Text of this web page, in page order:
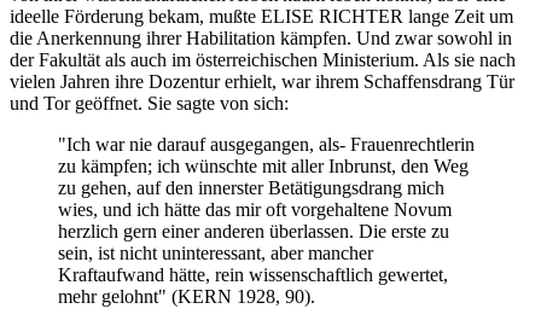
ideelle Förderung bekam, mußte ELISE RICHTER lange Zeit um
die Anerkennung ihrer Habilitation kämpfen. Und zwar sowohl in
der Fakultät als auch im österreichischen Ministerium. Als sie nach
vielen Jahren ihre Dozentur erhielt, war ihrem Schaffensdrang Tür
und Tor geöffnet. Sie sagte von sich:
"Ich war nie darauf ausgegangen, als- Frauenrechtlerin
zu kämpfen; ich wünschte mit aller Inbrunst, den Weg
zu gehen, auf den innerster Betätigungsdrang mich
wies, und ich hätte das mir oft vorgehaltene Novum
herzlich gern einer anderen überlassen. Die erste zu
sein, ist nicht uninteressant, aber mancher
Kraftaufwand hätte, rein wissenschaftlich gewertet,
mehr gelohnt" (KERN 1928, 90).